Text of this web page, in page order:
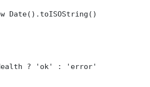
Date().toISOString()
? 'ok' : 'error'